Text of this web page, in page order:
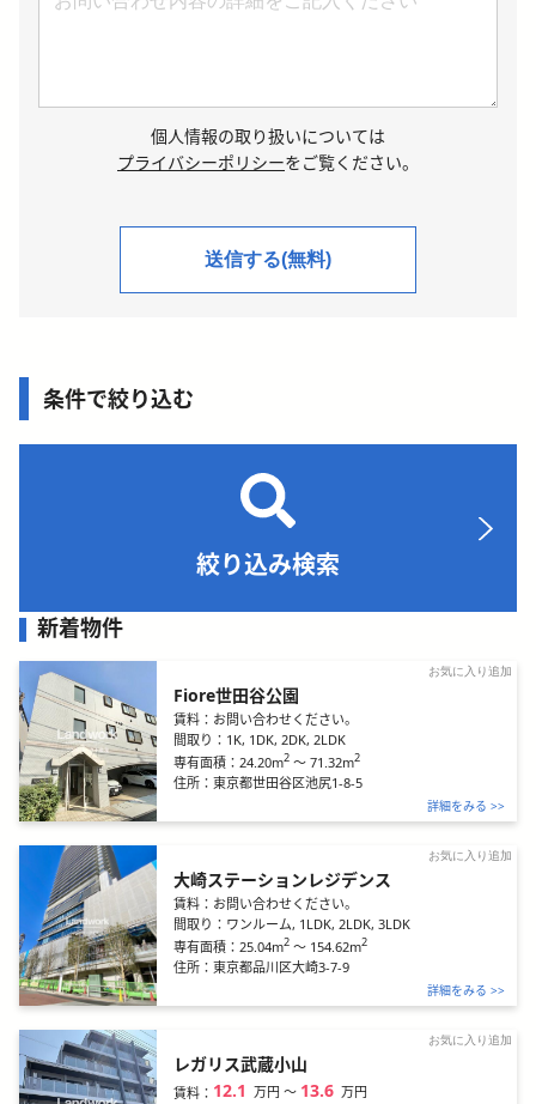
個人情報の取り扱いについては
プライバシーポリシーをご覧ください。
条件で絞り込む
絞り込み検索
新着物件
お気に入り追加
Fiore世田谷公園
賃料： お問い合わせください。
間取り： 1K, 1DK, 2DK, 2LDK
専有面積：24.20m2 ～ 71.32m2
住所：東京都世田谷区池尻1-8-5
詳細をみる >>
お気に入り追加
大崎ステーションレジデンス
賃料： お問い合わせください。
間取り： ワンルーム, 1LDK, 2LDK, 3LDK
専有面積：25.04m2 ～ 154.62m2
住所：東京都品川区大崎3-7-9
詳細をみる >>
お気に入り追加
レガリス武蔵小山
賃料： 12.1 万円〜 13.6 万円